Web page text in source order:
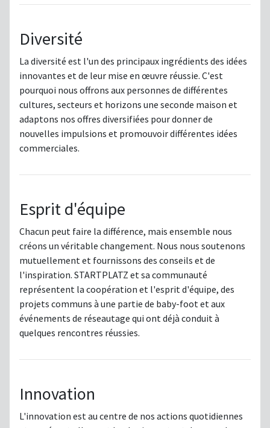
Diversité
La diversité est l'un des principaux ingrédients des idées
innovantes et de leur mise en œuvre réussie. C'est
pourquoi nous offrons aux personnes de différentes
cultures, secteurs et horizons une seconde maison et
adaptons nos offres diversifiées pour donner de
nouvelles impulsions et promouvoir différentes idées
commerciales.
Esprit d'équipe
Chacun peut faire la différence, mais ensemble nous
créons un véritable changement. Nous nous soutenons
mutuellement et fournissons des conseils et de
l'inspiration. STARTPLATZ et sa communauté
représentent la coopération et l'esprit d'équipe, des
projets communs à une partie de baby-foot et aux
événements de réseautage qui ont déjà conduit à
quelques rencontres réussies.
Innovation
L'innovation est au centre de nos actions quotidiennes